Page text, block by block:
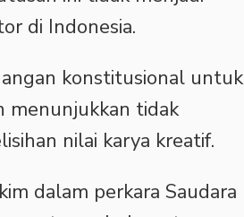
di Indonesia.
konstitusional untuk
menunjukkan tidak
nilai karya kreatif.
dalam perkara Saudara